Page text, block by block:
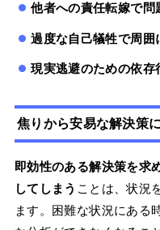
他者への責任転嫁で問
過度な自己犠牲で周囲
現実逃避のための依存
焦りから安易な解決策
即効性のある解決策を求
してしまう ことは、状況
ます。困難な状況にある